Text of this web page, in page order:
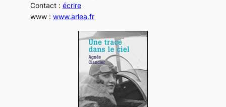
Contact : écrire
www : www.arlea.fr